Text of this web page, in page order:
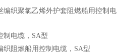
织聚氯乙烯外护套阻燃船用控制电
制电缆，SA型
织阻燃船用控制电缆，SA型